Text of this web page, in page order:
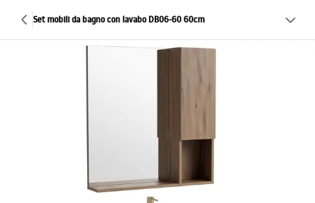
Set mobili da bagno con lavabo DB06-60 60cm